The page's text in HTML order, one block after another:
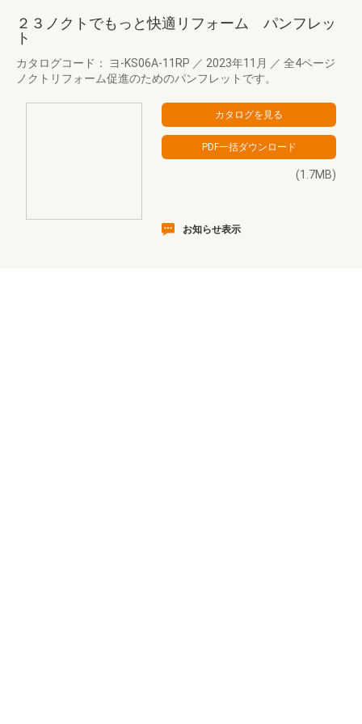
２３ノクトでもっと快適リフォーム パンフレッ
ト
カタログコード： ヨ-KS06A-11RP ／ 2023年11月 ／ 全4ページ
ノクトリフォーム促進のためのパンフレットです。
(1.7MB)
お知らせ表示